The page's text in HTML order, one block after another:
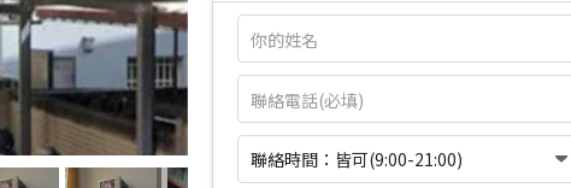
聯絡時間：皆可(9:00-21:00)